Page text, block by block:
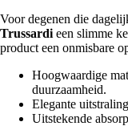
Voor degenen die
Trussardi een slimme
product een onmisbare
Hoogwaardige
duurzaamheid.
Elegante
Uitstekende